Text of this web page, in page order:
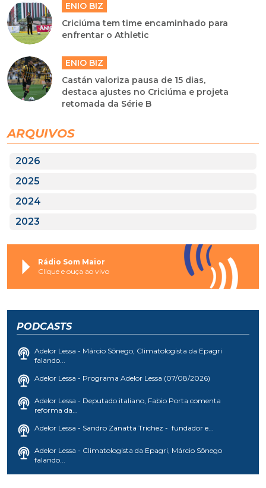
ENIO BIZ
Criciúma tem time encaminhado para
enfrentar o Athletic
ENIO BIZ
Castán valoriza pausa de 15 dias,
destaca ajustes no Criciúma e projeta
retomada da Série B
ARQUIVOS
2026
2025
2024
2023
Rádio Som Maior
Clique e ouça ao vivo
PODCASTS
Adelor Lessa - Márcio Sônego, Climatologista da Epagri
falando...
Adelor Lessa - Programa Adelor Lessa (07/08/2026)
Adelor Lessa - Deputado italiano, Fabio Porta comenta
reforma da...
Adelor Lessa - Sandro Zanatta Trichez - fundador e...
Adelor Lessa - Climatologista da Epagri, Márcio Sônego
falando...